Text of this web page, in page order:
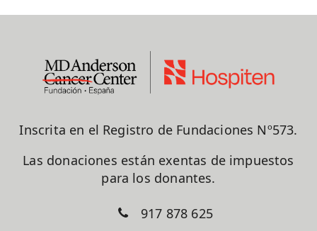
Inscrita en el Registro de Fundaciones Nº573.
Las donaciones están exentas de impuestos
para los donantes.
917 878 625